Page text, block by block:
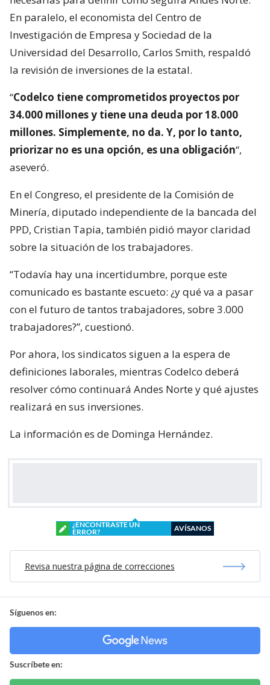
En paralelo, el economista del Centro de
Investigación de Empresa y Sociedad de la
Universidad del Desarrollo, Carlos Smith, respaldó
la revisión de inversiones de la estatal.
“Codelco tiene comprometidos proyectos por
34.000 millones y tiene una deuda por 18.000
millones. Simplemente, no da. Y, por lo tanto,
priorizar no es una opción, es una obligación“,
aseveró.
En el Congreso, el presidente de la Comisión de
Minería, diputado independiente de la bancada del
PPD, Cristian Tapia, también pidió mayor claridad
sobre la situación de los trabajadores.
“Todavía hay una incertidumbre, porque este
comunicado es bastante escueto: ¿y qué va a pasar
con el futuro de tantos trabajadores, sobre 3.000
trabajadores?”, cuestionó.
Por ahora, los sindicatos siguen a la espera de
definiciones laborales, mientras Codelco deberá
resolver cómo continuará Andes Norte y qué ajustes
realizará en sus inversiones.
La información es de Dominga Hernández.
¿ENCONTRASTE UN
ERROR?
AVÍSANOS
Revisa nuestra página de correcciones
Síguenos en:
Suscríbete en: